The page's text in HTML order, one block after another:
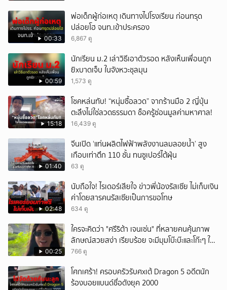
00:33
พ่อเด็กผู้ก่อเหตุ เดินทางไปโรงเรียน ก่อนทรุด
ปล่อยโฮ จนท.เข้าประครอง
6,867 ดู
00:59
นักเรียน ม.2 เล่าวิธีเอาตัวรอด หลังเห็นเพื่อนถูก
ยิxบาดเจ็บ ในจังหวะชุลมุน
1,573 ดู
15:18
โชคหล่นทับ! “หนุ่มซื้อลวด” จากร้านมือ 2 ญี่ปุ่น
ตะลึงไม่ใช่ลวดธรรมดา ช็อครู้ซ่อนมูลค่ามหาศาล!
16,439 ดู
01:40
จีนเปิด ‘แท่นผลิตไฟฟ้าพลังงานลมลอยน้ำ’ สูง
เกือบเท่าตึก 110 ชั้น ทนซูเปอร์ไต้ฝุ่น
63 ดู
02:48
นับถือใจ! ไรเดอร์เสียใจ ข่าวพี่น้องรัสเซีย ไม่เก็บเงิน
ค่าโดยสารคนรัสเซียเป็นการขอโทษ
634 ดู
00:25
ใครจะคิดว่า "ศรีริต้า เจนเซ่น" ที่หลายคนคุ้นภาพ
ลักษณ์สวยสง่า เรียบร้อย จะมีมุมโบ๊ะบ๊ะและโก๊ะๆ ให้
ได้อมยิ้มเหมือนกัน งานนี้ทำเอาแฟนๆ ทั้งเอ็นดูทั้ง
766 ดู
โศกเศร้า! ครอบครัวรับศxเต้ Dragon 5 อดีตนัก
ร้องบอยแบนด์ชื่อดังยุค 2000